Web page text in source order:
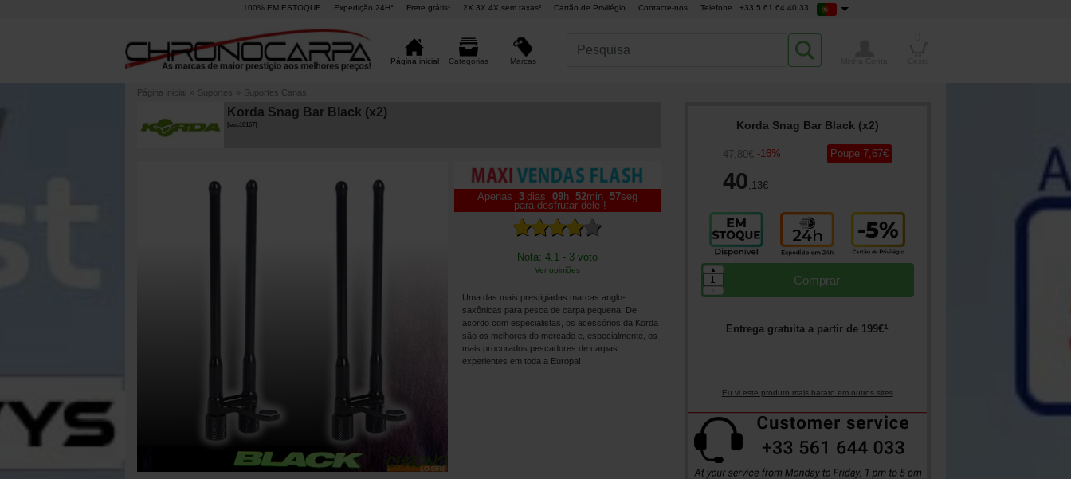
100% EM ESTOQUE Expedição 24H° Frete grátis¹ 2X 3X 4X sem taxas² Cartão de Privilégio Contacte-nos Telefone : +33 5 61 64 40 33
Página inicial Categorias Marcas
Página inicial » Suportes » Suportes Canas
Korda Snag Bar Black (x2)
esc10157]
Apenas 3 dias 09h 52min 56seg
para desfrutar dele !
Nota: 4.1 - 3 voto
Ver opiniões
Uma das mais prestigiadas marcas anglo-
saxônicas para pesca de carpa pequena. De
acordo com especialistas, os acessórios da Korda
são os melhores do mercado e, especialmente, os
mais procurados pescadores de carpas
experientes em toda a Europa!
Korda Snag Bar Black (x2)
47,80€ -16%
40,13€
Poupe 7,67€
Comprar
▲
Entrega gratuita a partir de 199€1
Eu vi este produto mais barato em outros sites